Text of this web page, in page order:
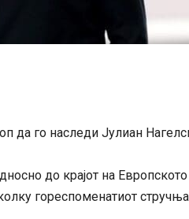
да го наследи Јулиан
до крајот на
гореспоменатиот